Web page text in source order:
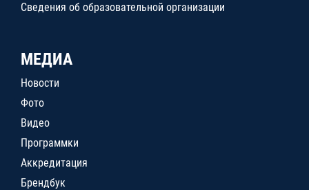
Сведения об образовательной организации
МЕДИА
Новости
Фото
Видео
Программки
Аккредитация
Брендбук